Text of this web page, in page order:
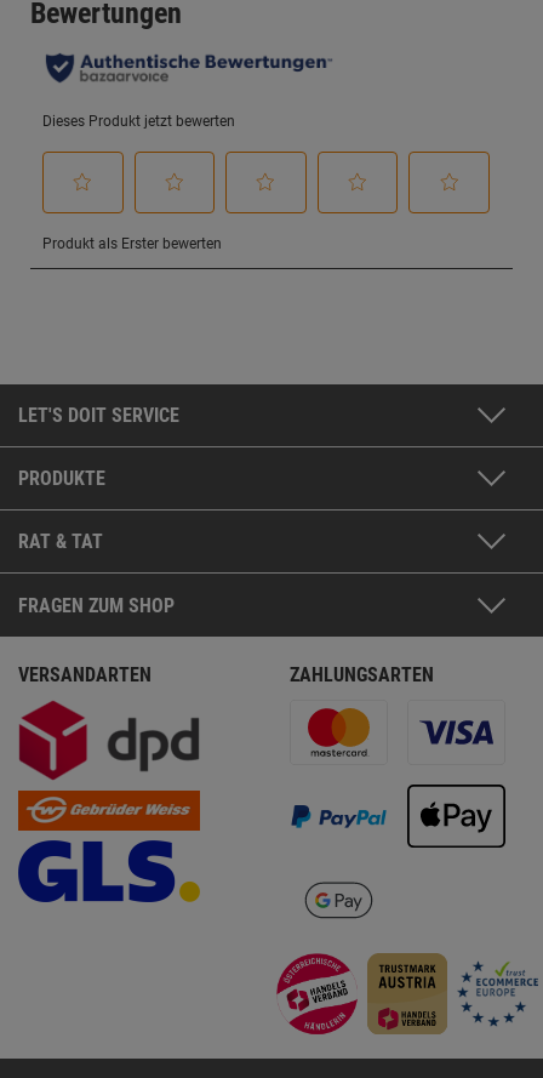
LET'S DOIT SERVICE
PRODUKTE
RAT & TAT
FRAGEN ZUM SHOP
VERSANDARTEN ZAHLUNGSARTEN